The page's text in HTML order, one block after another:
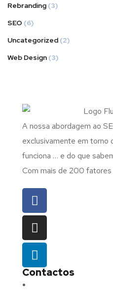
Rebranding (3)
SEO (6)
Uncategorized (2)
Web Design (3)
A nossa abordagem ao
exclusivamente em torno
funciona … e do que
Com mais de 200
Contactos